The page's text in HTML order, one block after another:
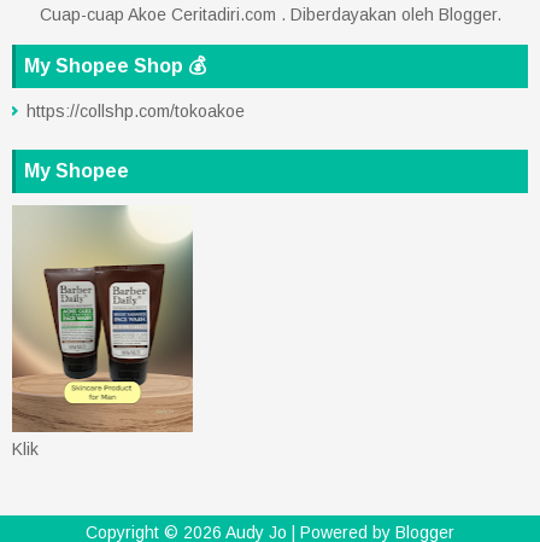
Cuap-cuap Akoe Ceritadiri.com . Diberdayakan oleh Blogger.
My Shopee Shop 💰
https://collshp.com/tokoakoe
My Shopee
Klik
Copyright © 2026 Audy Jo | Powered by Blogger